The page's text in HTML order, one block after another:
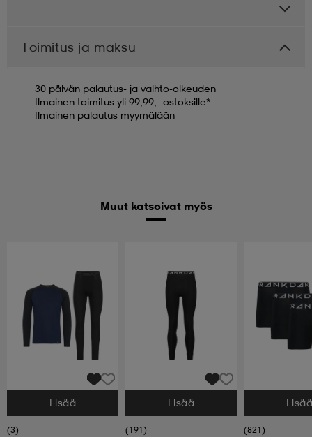
Toimitus ja maksu
30 päivän palautus- ja vaihto-oikeuden
Ilmainen toimitus yli 99,99,- ostoksille*
Ilmainen palautus myymälään
Muut katsoivat myös
Valitse Koko
Lisää
(3)
Valitse Koko
Lisää
(191)
Valitse Koko
(821)